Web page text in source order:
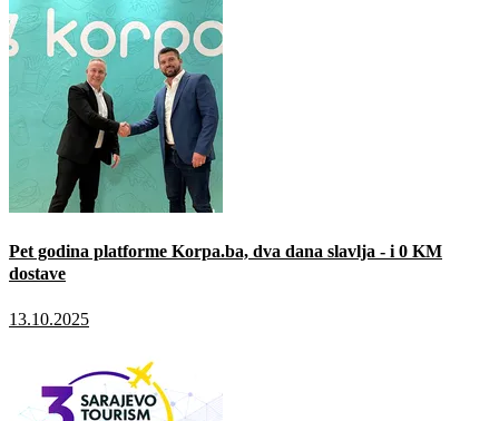
Pet godina platforme Korpa.ba, dva dana slavlja - i 0 KM
dostave
13.10.2025